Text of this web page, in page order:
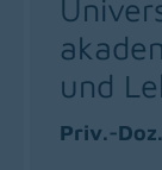
und
Priv.-